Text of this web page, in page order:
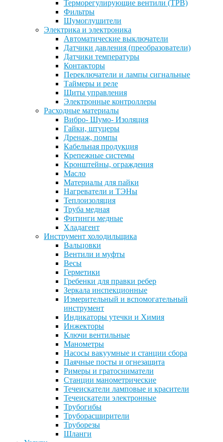
Терморегулирующие вентили (ТРВ)
Фильтры
Шумоглушители
Электрика и электроника
Автоматические выключатели
Датчики давления (преобразователи)
Датчики температуры
Контакторы
Переключатели и лампы сигнальные
Таймеры и реле
Щиты управления
Электронные контроллеры
Расходные материалы
Вибро- Шумо- Изоляция
Гайки, штуцеры
Дренаж, помпы
Кабельная продукция
Крепежные системы
Кронштейны, ограждения
Масло
Материалы для пайки
Нагреватели и ТЭНы
Теплоизоляция
Труба медная
Фитинги медные
Хладагент
Инструмент холодильщика
Вальцовки
Вентили и муфты
Весы
Герметики
Гребенки для правки ребер
Зеркала инспекционные
Измерительный и вспомогательный
инструмент
Индикаторы утечки и Химия
Инжекторы
Ключи вентильные
Манометры
Насосы вакуумные и станции сбора
Паячные посты и огнезащита
Римеры и гратосниматели
Станции манометрические
Течеискатели ламповые и красители
Течеискатели электронные
Трубогибы
Труборасширители
Труборезы
Шланги